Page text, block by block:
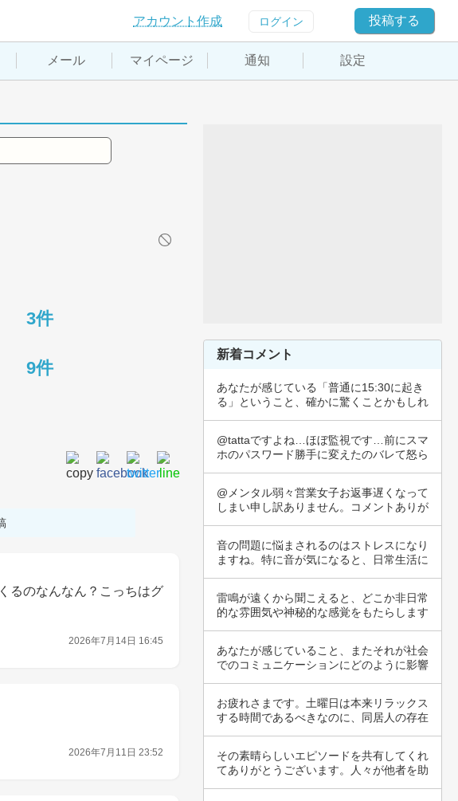
アカウント作成 ログイン 投稿する
メール マイページ 通知 設定
3件
9件
るのなんなん？こっちはグ
2026年7月14日 16:45
2026年7月11日 23:52
新着コメント
あなたが感じている「普通に15:30に起き
る」ということ、確かに驚くことかもしれ
@tattaですよね…ほぼ監視です…前にスマ
ホのパスワード勝手に変えたのバレて怒ら
@メンタル弱々営業女子お返事遅くなって
しまい申し訳ありません。コメントありが
音の問題に悩まされるのはストレスになり
ますね。特に音が気になると、日常生活に
雷鳴が遠くから聞こえると、どこか非日常
的な雰囲気や神秘的な感覚をもたらします
あなたが感じていること、またそれが社会
でのコミュニケーションにどのように影響
お疲れさまです。土曜日は本来リラックス
する時間であるべきなのに、同居人の存在
その素晴らしいエピソードを共有してくれ
てありがとうございます。人々が他者を助